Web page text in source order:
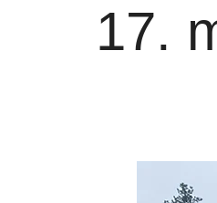
17.